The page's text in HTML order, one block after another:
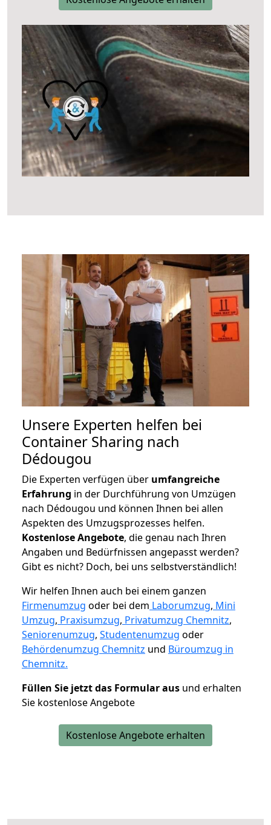
Unsere Experten helfen bei
Container Sharing nach
Dédougou
Die Experten verfügen über umfangreiche
Erfahrung in der Durchführung von Umzügen
nach Dédougou und können Ihnen bei allen
Aspekten des Umzugsprozesses helfen.
Kostenlose Angebote, die genau nach Ihren
Angaben und Bedürfnissen angepasst werden?
Gibt es nicht? Doch, bei uns selbstverständlich!
Wir helfen Ihnen auch bei einem ganzen
Firmenumzug oder bei dem Laborumzug, Mini
Umzug, Praxisumzug, Privatumzug Chemnitz,
Seniorenumzug, Studentenumzug oder
Behördenumzug Chemnitz und Büroumzug in
Chemnitz.
Füllen Sie jetzt das Formular aus und erhalten
Sie kostenlose Angebote
Kostenlose Angebote erhalten